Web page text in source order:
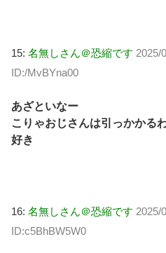
15: 名無しさん＠恐縮です 2025/
ID:/MvBYna00
あざといなー
こりゃおじさんは引っかかる
好き
16: 名無しさん＠恐縮です 2025/
ID:c5BhBW5W0